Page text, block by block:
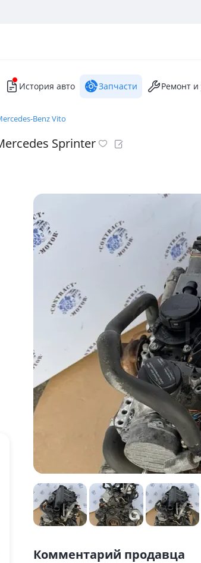
История авто Запчасти Ремонт и
Benz Vito
Sprinter
Комментарий продавца